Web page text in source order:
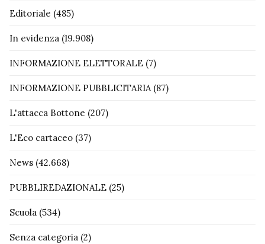
Editoriale (485)
In evidenza (19.908)
INFORMAZIONE ELETTORALE (7)
INFORMAZIONE PUBBLICITARIA(87)
L'attacca Bottone (207)
L'Eco cartaceo (37)
News (42.668)
PUBBLIREDAZIONALE (25)
Scuola (534)
Senza categoria (2)